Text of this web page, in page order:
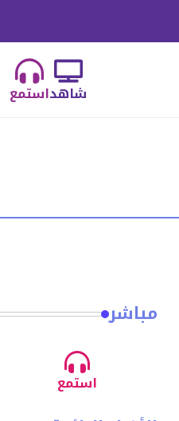
استمعشاهد
مباشر
استمع